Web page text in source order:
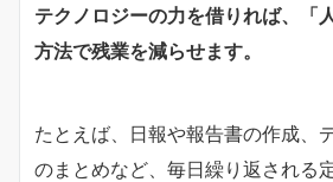
テクノロジーの力を借りれば、「
方法で残業を減らせます。
たとえば、日報や報告書の作成、
のまとめなど、毎日繰り返される